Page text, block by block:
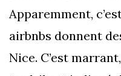
Apparemment,
airbnbs donnent
Nice. C’est